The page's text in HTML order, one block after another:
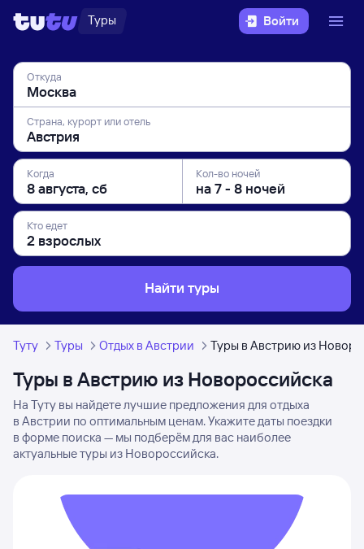
Туры Войти
Откуда
Страна, курорт или отель
Когда Кол-во ночей
Кто едет
Найти туры
Туту Туры Отдых в Австрии Туры в Австрию из
Туры в Австрию из Новороссийска
На Туту вы найдете лучшие предложения для отдыха
в Австрии по оптимальным ценам. Укажите даты поездки
в форме поиска — мы подберём для вас наиболее
актуальные туры из Новороссийска.